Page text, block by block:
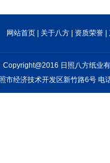
网站首页 关于八方 资质荣誉
Copyright@2016 日照八方纸业
市经济技术开发区新竹路6号